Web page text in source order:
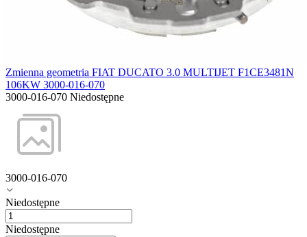
Zmienna geometria FIAT DUCATO 3.0 MULTIJET F1CE3481N
106KW 3000-016-070
3000-016-070 Niedostępne
3000-016-070
Niedostępne
Niedostępne